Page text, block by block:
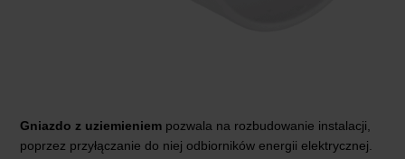
Gniazdo z uziemieniem pozwala na rozbudowanie instalacji,
poprzez przyłączanie do niej odbiorników energii elektrycznej.